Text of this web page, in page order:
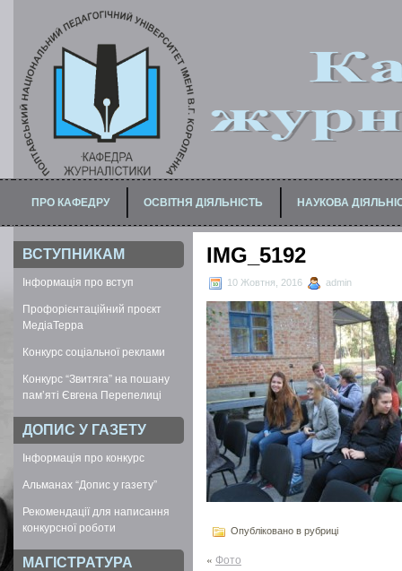
ПРО МАГІСТЕРСЬКУ ПРОГРАМУ ДЛЯ БАКАЛАВРІВ / СПЕЦІАЛІСТІВ
ПРО КАФЕДРУ ОСВІТНЯ ДІЯЛЬНІСТЬ НАУКОВА
ВСТУПНИКАМ
Інформація про вступ
Профорієнтаційний проєкт
МедіаТерра
Конкурс соціальної реклами
Конкурс “Звитяга” на пошану
пам’яті Євгена Перепелиці
ДОПИС У ГАЗЕТУ
Інформація про конкурс
Альманах “Допис у газету”
Рекомендації для написання
конкурсної роботи
МАГІСТРАТУРА
IMG_5192
10 Жовтня, 2016 admin
Опубліковано в рубриці
« Фото